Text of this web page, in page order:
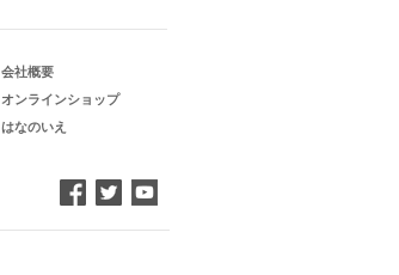
会社概要
オンラインショップ
はなのいえ